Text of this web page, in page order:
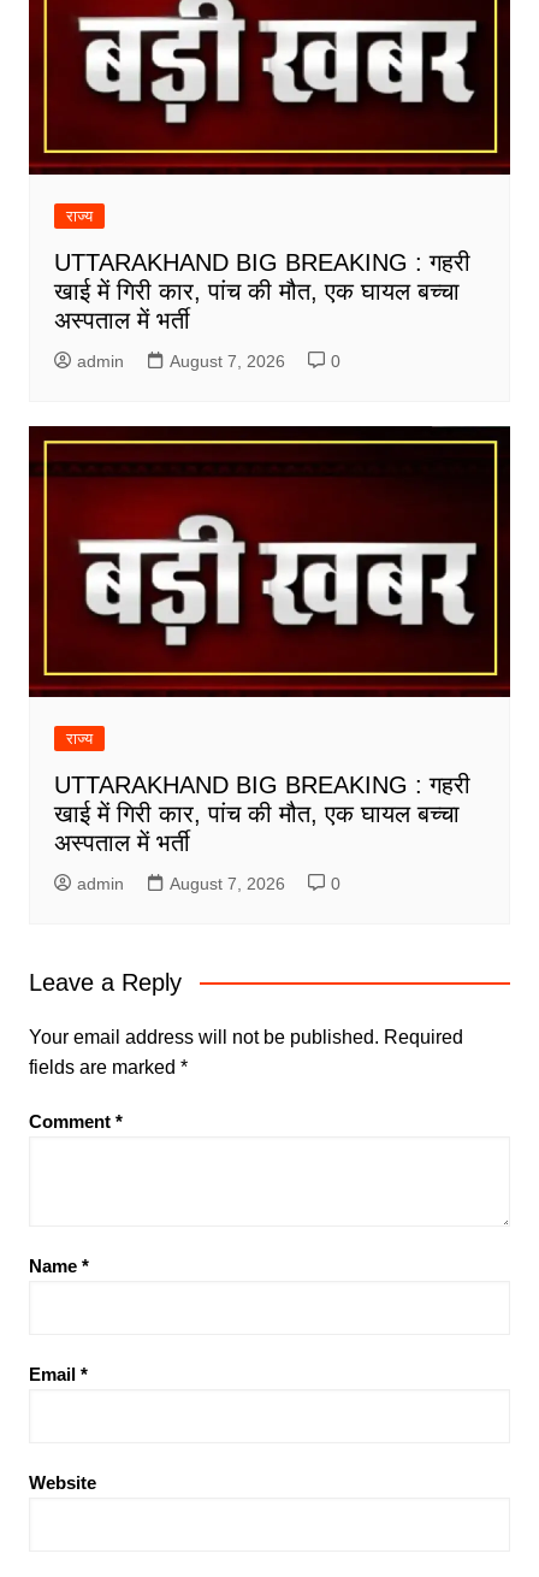
राज्य
UTTARAKHAND BIG BREAKING : गहरी
खाई में गिरी कार, पांच की मौत, एक घायल बच्चा
अस्पताल में भर्ती
admin August 7, 2026 0
राज्य
UTTARAKHAND BIG BREAKING : गहरी
खाई में गिरी कार, पांच की मौत, एक घायल बच्चा
अस्पताल में भर्ती
admin August 7, 2026 0
Leave a Reply
Your email address will not be published. Required
fields are marked *
Comment *
Name *
Email *
Website